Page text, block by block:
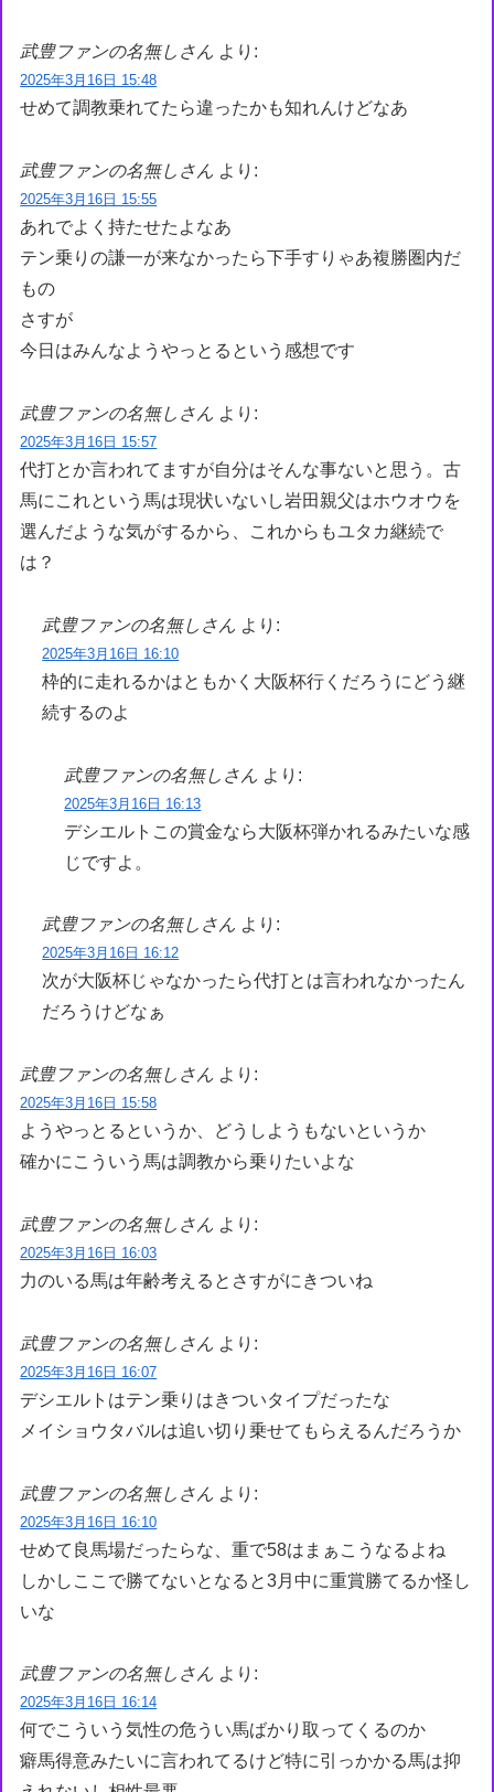
武豊ファンの名無しさん より:
2025年3月16日 15:48
せめて調教乗れてたら違ったかも知れんけどなあ
武豊ファンの名無しさん より:
2025年3月16日 15:55
あれでよく持たせたよなあ
テン乗りの謙一が来なかったら下手すりゃあ複勝圏内だ
もの
さすが
今日はみんなようやっとるという感想です
武豊ファンの名無しさん より:
2025年3月16日 15:57
代打とか言われてますが自分はそんな事ないと思う。古
馬にこれという馬は現状いないし岩田親父はホウオウを
選んだような気がするから、これからもユタカ継続で
は？
武豊ファンの名無しさん より:
2025年3月16日 16:10
枠的に走れるかはともかく大阪杯行くだろうにどう継
続するのよ
武豊ファンの名無しさん より:
2025年3月16日 16:13
デシエルトこの賞金なら大阪杯弾かれるみたいな感
じですよ。
武豊ファンの名無しさん より:
2025年3月16日 16:12
次が大阪杯じゃなかったら代打とは言われなかったん
だろうけどなぁ
武豊ファンの名無しさん より:
2025年3月16日 15:58
ようやっとるというか、どうしようもないというか
確かにこういう馬は調教から乗りたいよな
武豊ファンの名無しさん より:
2025年3月16日 16:03
力のいる馬は年齢考えるとさすがにきついね
武豊ファンの名無しさん より:
2025年3月16日 16:07
デシエルトはテン乗りはきついタイプだったな
メイショウタバルは追い切り乗せてもらえるんだろうか
武豊ファンの名無しさん より:
2025年3月16日 16:10
せめて良馬場だったらな、重で58はまぁこうなるよね
しかしここで勝てないとなると3月中に重賞勝てるか怪し
いな
武豊ファンの名無しさん より:
2025年3月16日 16:14
何でこういう気性の危うい馬ばかり取ってくるのか
癖馬得意みたいに言われてるけど特に引っかかる馬は抑